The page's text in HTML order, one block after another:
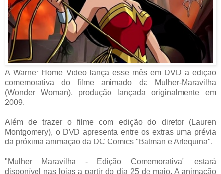
A Warner Home Video lança esse mês em DVD a edição
comemorativa do filme animado da Mulher-Maravilha
(Wonder Woman), produção lançada originalmente em
2009.
Além de trazer o filme com edição do diretor (Lauren
Montgomery), o DVD apresenta entre os extras uma prévia
da próxima animação da DC Comics "Batman e Arlequina".
"Mulher Maravilha - Edição Comemorativa" estará
disponível nas lojas a partir do dia 25 de maio. A animação